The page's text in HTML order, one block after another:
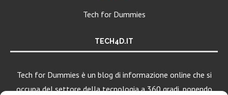
Tech for Dummies
TECH4D.IT
Tech for Dummies è un blog di informazione online che si
occupa del settore della tecnologia a 360 gradi, ponendo